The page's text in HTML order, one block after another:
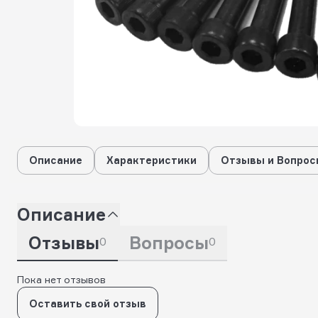
Описание Характеристики Отзывы и
Описание
Отзывы0 Вопросы0
Пока нет отзывов
Оставить свой отзыв